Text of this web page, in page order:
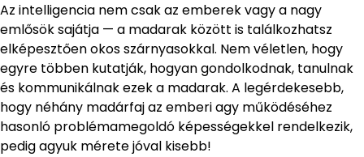
Az intelligencia nem csak az emberek vagy a nagy
emlősök sajátja — a madarak között is találkozhatsz
elképesztően okos szárnyasokkal. Nem véletlen, hogy
egyre többen kutatják, hogyan gondolkodnak, tanulnak
és kommunikálnak ezek a madarak. A legérdekesebb,
hogy néhány madárfaj az emberi agy működéséhez
hasonló problémamegoldó képességekkel rendelkezik,
pedig agyuk mérete jóval kisebb!